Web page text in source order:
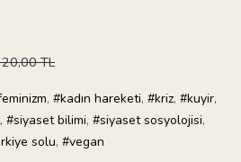
TL
, #kadın hareketi, #kriz, #kuyir,
, #siyaset bilimi, #siyaset sosyolojisi,
solu, #vegan